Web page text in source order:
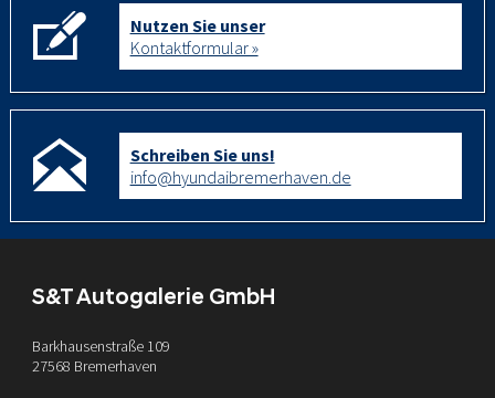
Nutzen Sie unser
Kontaktformular »
Schreiben Sie uns!
info@hyundaibremerhaven.de
S&T Autogalerie GmbH
Barkhausenstraße 109
27568 Bremerhaven